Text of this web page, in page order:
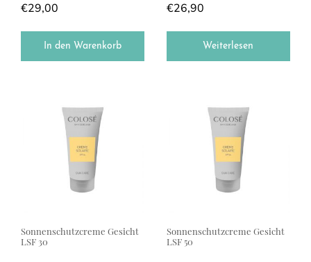
€29,00
In den Warenkorb
€26,90
Weiterlesen
Sonnenschutzcreme Gesicht
LSF 30
Sonnenschutzcreme Gesicht
LSF 50